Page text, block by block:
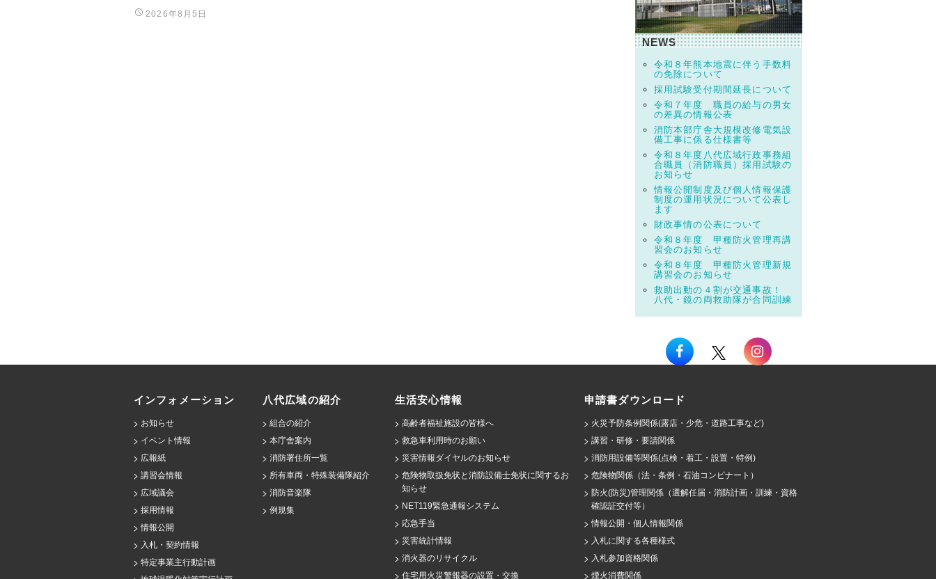
2026年8月5日
NEWS
令和８年熊本地震に伴う手数料
の免除について
採用試験受付期間延長について
令和７年度 職員の給与の男女
の差異の情報公表
消防本部庁舎大規模改修電気設
備工事に係る仕様書等
令和８年度八代広域行政事務組
合職員（消防職員）採用試験の
お知らせ
情報公開制度及び個人情報保護
制度の運用状況について公表し
ます
財政事情の公表について
令和８年度 甲種防火管理再講
習会のお知らせ
令和８年度 甲種防火管理新規
講習会のお知らせ
救助出動の４割が交通事故！
八代・鏡の両救助隊が合同訓練
インフォメーション
お知らせ
イベント情報
広報紙
講習会情報
広域議会
採用情報
情報公開
入札・契約情報
特定事業主行動計画
八代広域の紹介
組合の紹介
本庁舎案内
消防署住所一覧
所有車両・特殊装備隊紹介
消防音楽隊
例規集
生活安心情報
高齢者福祉施設の皆様へ
救急車利用時のお願い
災害情報ダイヤルのお知らせ
危険物取扱免状と消防設備士免状に関するお
知らせ
NET119緊急通報システム
応急手当
災害統計情報
消火器のリサイクル
住宅用火災警報器の設置・交換
申請書ダウンロード
火災予防条例関係(露店・少危・道路工事など)
講習・研修・要請関係
消防用設備等関係(点検・着工・設置・特例)
危険物関係（法・条例・石油コンビナート）
防火(防災)管理関係（選解任届・消防計画・訓練・資格
確認証交付等）
情報公開・個人情報関係
入札に関する各種様式
入札参加資格関係
煙火消費関係